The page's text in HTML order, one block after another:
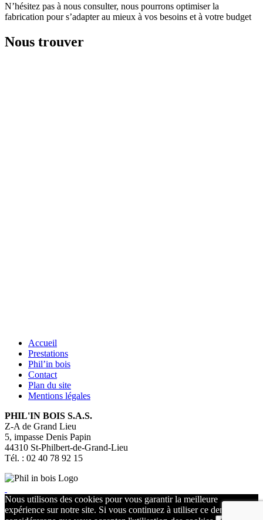
N’hésitez pas à nous consulter, nous pourrons optimiser la
fabrication pour s’adapter au mieux à vos besoins et à votre budget
Nous trouver
Accueil
Prestations
Phil’in bois
Contact
Plan du site
Mentions légales
PHIL'IN BOIS S.A.S.
Z-A de Grand Lieu
5, impasse Denis Papin
44310 St-Philbert-de-Grand-Lieu
Tél. : 02 40 78 92 15
Nous utilisons des cookies pour vous garantir la meilleure
expérience sur notre site. Si vous continuez à utiliser ce dernier, nous